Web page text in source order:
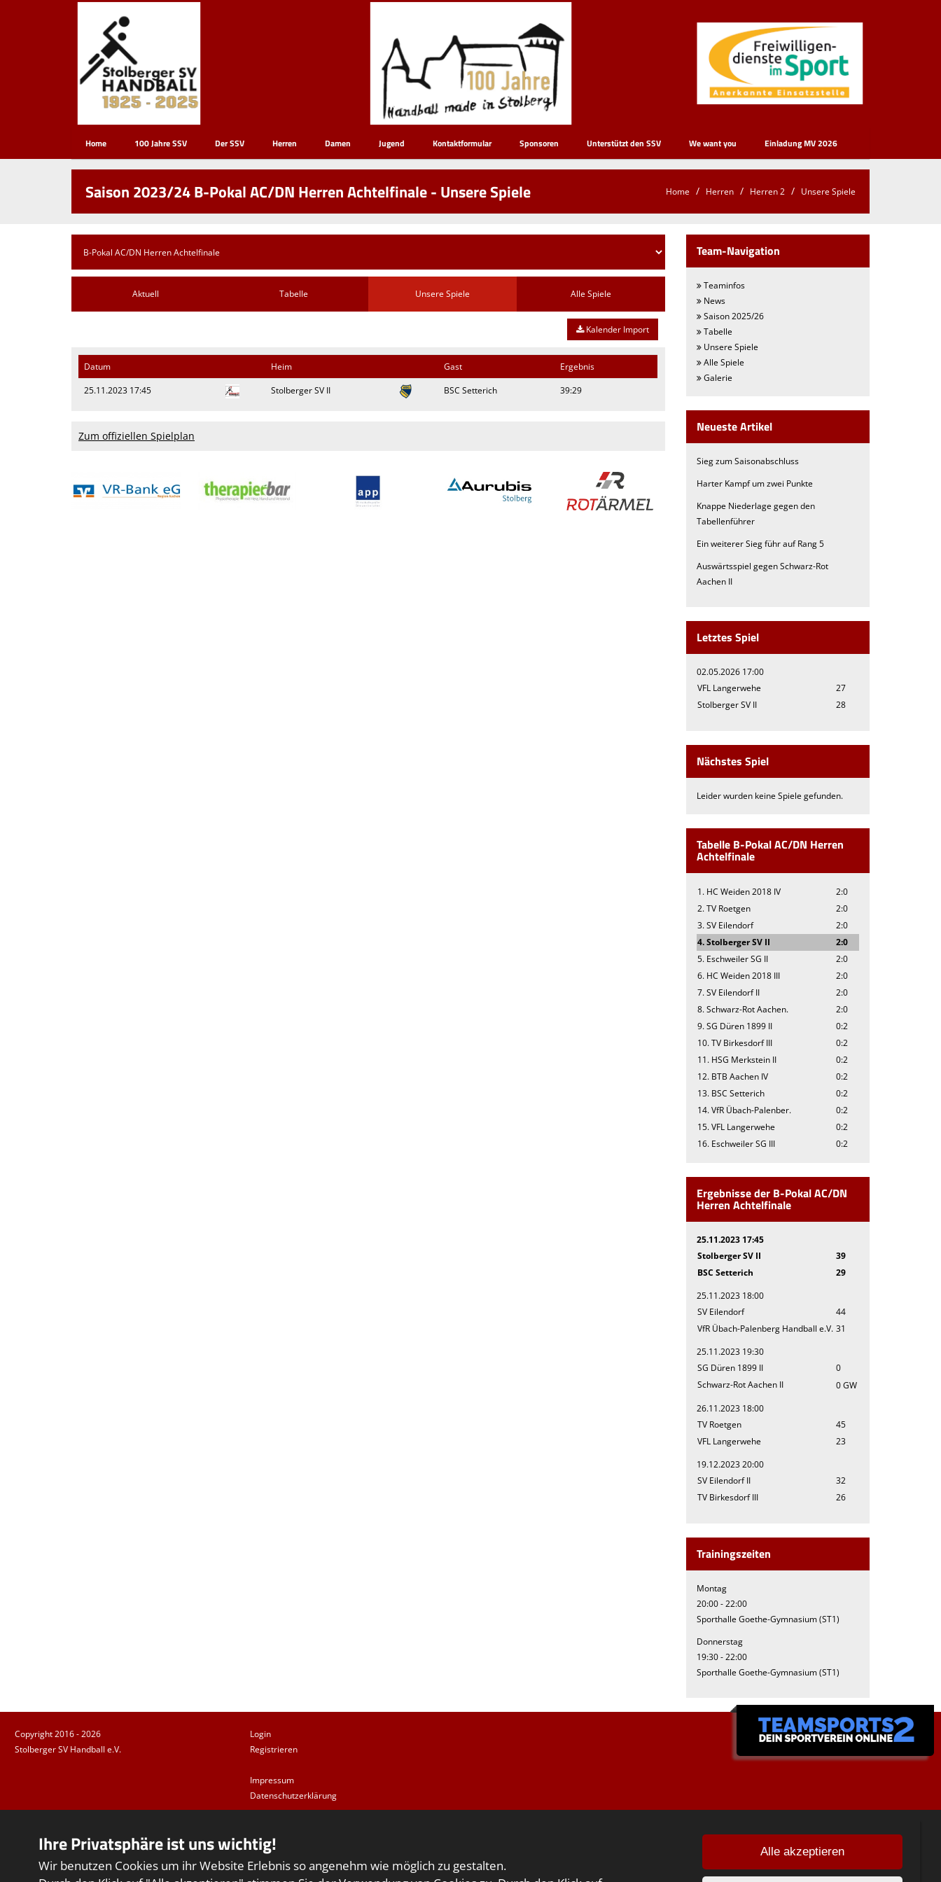
Home 100 Jahre SSV Der SSV Herren Damen Jugend Kontaktformular Sponsoren Unterstützt den SSV We want you Einladung MV 2026
Saison 2023/24 B-Pokal AC/DN Herren Achtelfinale - Unsere Spiele Home Herren Herren 2 Unsere Spiele
Aktuell Tabelle Unsere Spiele Alle Spiele
Kalender Import
Datum Heim Gast
Ergebnis
25.11.2023 17:45
Stolberger SV II BSC Setterich 39:29
Zum offiziellen Spielplan
Team-Navigation
Teaminfos
News
Saison 2025/26
Tabelle
Unsere Spiele
Alle Spiele
Galerie
Neueste Artikel
Sieg zum Saisonabschluss
Harter Kampf um zwei Punkte
Knappe Niederlage gegen den
Tabellenführer
Ein weiterer Sieg führ auf Rang 5
Auswärtsspiel gegen Schwarz-Rot
Aachen II
Letztes Spiel
02.05.2026 17:00
VFL Langerwehe
27
Stolberger SV II
28
Nächstes Spiel
Leider wurden keine Spiele gefunden.
Tabelle B-Pokal AC/DN Herren
Achtelfinale
1. HC Weiden 2018 IV
2:0
2. TV Roetgen
2:0
3. SV Eilendorf
2:0
4. Stolberger SV II
2:0
5. Eschweiler SG II
2:0
6. HC Weiden 2018 III
2:0
7. SV Eilendorf II
2:0
8. Schwarz-Rot Aachen.
2:0
9. SG Düren 1899 II
0:2
10. TV Birkesdorf III
0:2
11. HSG Merkstein II
0:2
12. BTB Aachen IV
0:2
13. BSC Setterich
0:2
14. VfR Übach-Palenber.
0:2
15. VFL Langerwehe
0:2
16. Eschweiler SG III
0:2
Ergebnisse der B-Pokal AC/DN
Herren Achtelfinale
25.11.2023 17:45
Stolberger SV II
39
BSC Setterich
29
25.11.2023 18:00
SV Eilendorf
44
VfR Übach-Palenberg Handball e.V. 31
25.11.2023 19:30
SG Düren 1899 II
0
Schwarz-Rot Aachen II
0 GW
26.11.2023 18:00
TV Roetgen
45
VFL Langerwehe
23
19.12.2023 20:00
SV Eilendorf II
32
TV Birkesdorf III
26
Trainingszeiten
Montag
20:00 - 22:00
Sporthalle Goethe-Gymnasium (ST1)
Donnerstag
19:30 - 22:00
Sporthalle Goethe-Gymnasium (ST1)
Copyright 2016 - 2026
Stolberger SV Handball e.V.
Login
Registrieren
Impressum
Datenschutzerklärung